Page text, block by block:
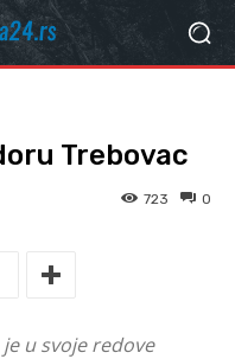
Trebovac
0
723
u svoje redove